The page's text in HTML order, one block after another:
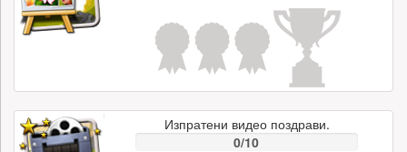
Изпратени видео поздрави.
0/10